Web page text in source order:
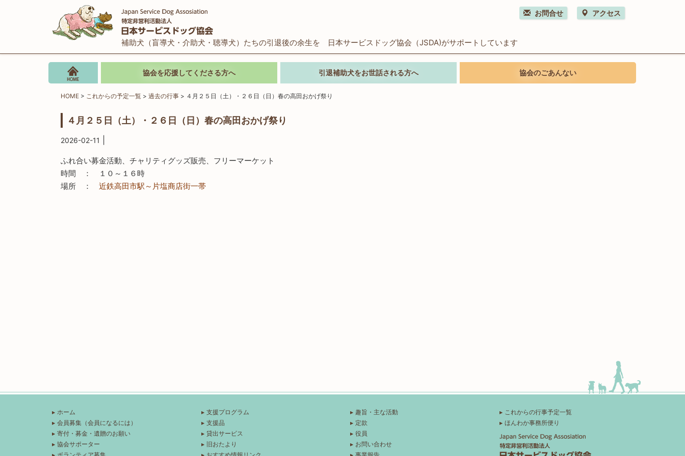
お問合せ アクセス
補助犬（盲導犬・介助犬・聴導犬）たちの引退後の余生を 日本サービスドッグ協会（JSDA)がサポートしています
協会を応援してくださる方へ 引退補助犬をお世話される方へ 協会のごあんない
HOME > これからの予定一覧 > 過去の行事 > ４月２５日（土）・２６日（日）春の高田おかげ祭り
４月２５日（土）・２６日（日）春の高田おかげ祭り
2026-02-11
ふれ合い募金活動、チャリティグッズ販売、フリーマーケット
時間 ： １０～１６時
場所 ： 近鉄高田市駅～片塩商店街一帯
ホーム
会員募集（会員になるには）
寄付・募金・遺贈のお願い
協会サポーター
支援プログラム
支援品
貸出サービス
旧おたより
趣旨・主な活動
定款
役員
お問い合わせ
これからの行事予定一覧
ほんわか事務所便り